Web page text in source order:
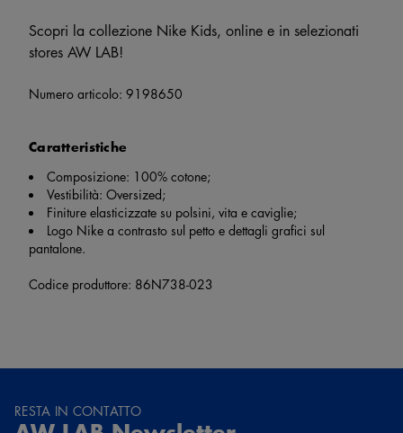
Scopri la collezione Nike Kids, online e in selezionati
stores AW LAB!
Numero articolo: 9198650
Caratteristiche
Composizione: 100% cotone;
Vestibilità: Oversized;
Finiture elasticizzate su polsini, vita e caviglie;
Logo Nike a contrasto sul petto e dettagli grafici sul
pantalone.
Codice produttore: 86N738-023
RESTA IN CONTATTO